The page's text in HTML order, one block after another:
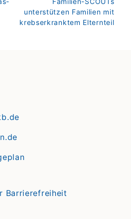
unterstützen Familien mit
krebserkranktem Elternteil
Barrierefreiheit